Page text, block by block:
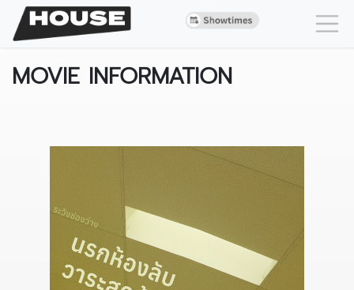
MOVIE INFORMATION